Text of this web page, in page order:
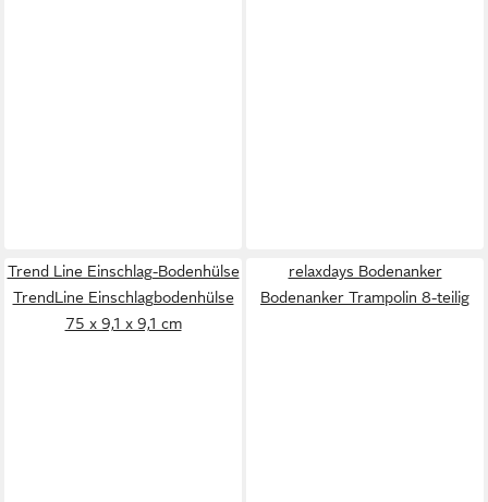
Trend Line Einschlag-Bodenhülse
TrendLine Einschlagbodenhülse
75 x 9,1 x 9,1 cm
relaxdays Bodenanker
Bodenanker Trampolin 8-teilig